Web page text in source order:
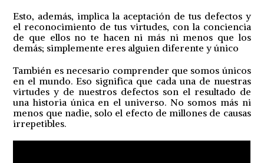
Esto, además, implica la aceptación de tus defectos y
el reconocimiento de tus virtudes, con la conciencia
de que ellos no te hacen ni más ni menos que los
demás; simplemente eres alguien diferente y único
También es necesario comprender que somos únicos
en el mundo. Eso significa que cada una de nuestras
virtudes y de nuestros defectos son el resultado de
una historia única en el universo. No somos más ni
menos que nadie, solo el efecto de millones de causas
irrepetibles.